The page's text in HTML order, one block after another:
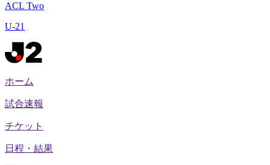
ACL Two
U-21
ホーム
試合速報
チケット
日程・結果